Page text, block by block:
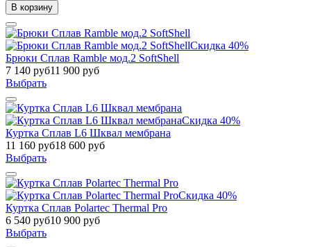
В корзину
Скидка 40%
Брюки Сплав Ramble мод.2 SoftShell
7 140 руб11 900 руб
Выбрать
Скидка 40%
Куртка Сплав L6 Шквал мембрана
11 160 руб18 600 руб
Выбрать
Скидка 40%
Куртка Сплав Polartec Thermal Pro
6 540 руб10 900 руб
Выбрать